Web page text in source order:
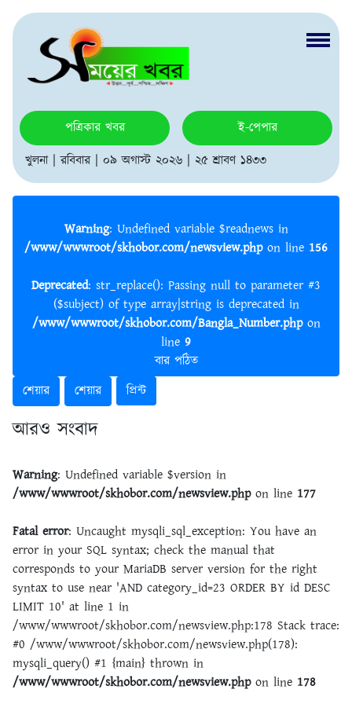
পত্রিকার খবর
ই-পেপার
খুলনা | রবিবার | ০৯ অগাস্ট ২০২৬ | ২৫ শ্রাবণ ১৪৩৩
Warning : Undefined variable $readnews in
/www/wwwroot/skhobor.com/newsview.phpon line 156
Deprecated: str_replace(): Passing null to parameter #3
($subject) of type array|string is deprecated in
/www/wwwroot/skhobor.com/Bangla_Number.phpon
line 9
বার পঠিত
শেয়ার
শেয়ার প্রিন্ট
আরও সংবাদ
Warning: Undefined variable $version in
/www/wwwroot/skhobor.com/newsview.phpon line 177
Fatal error: Uncaught mysqli_sql_exception: You have an
error in your SQL syntax; check the manual that
corresponds to your MariaDB server version for the right
syntax to use near 'AND category_id=23 ORDER BY id DESC
LIMIT 10' at line 1 in
/www/wwwroot/skhobor.com/newsview.php:178 Stack trace:
#0 /www/wwwroot/skhobor.com/newsview.php(178):
mysqli_query() #1 {main} thrown in
/www/wwwroot/skhobor.com/newsview.phpon line 178